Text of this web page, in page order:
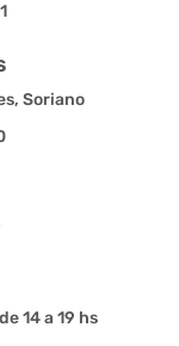
Soriano
14 a 19 hs